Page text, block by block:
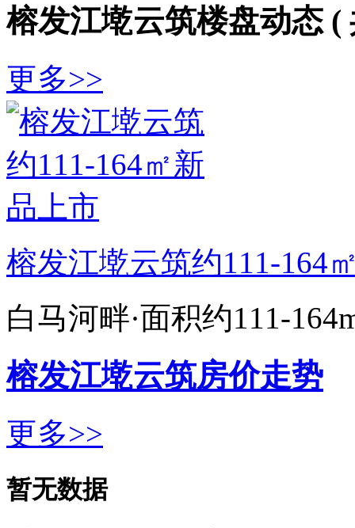
榕发江墘云筑楼盘动态 (
更多>>
榕发江墘云筑约111-164
白马河畔·面积约111-
榕发江墘云筑房价走势
更多>>
暂无数据